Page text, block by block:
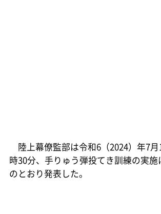
陸上幕僚監部は令和6（2024）年7
時30分、手りゅう弾投てき訓練の実
のとおり発表した。